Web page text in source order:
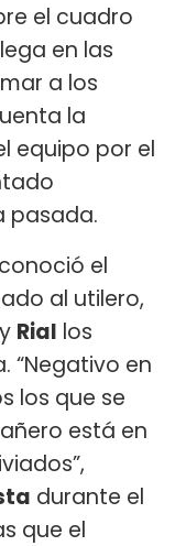
el cuadro
en las
a los
la
equipo por el
pasada.
el
al utilero,
y Rial los
“Negativo en
los que se
está en
durante el
que el